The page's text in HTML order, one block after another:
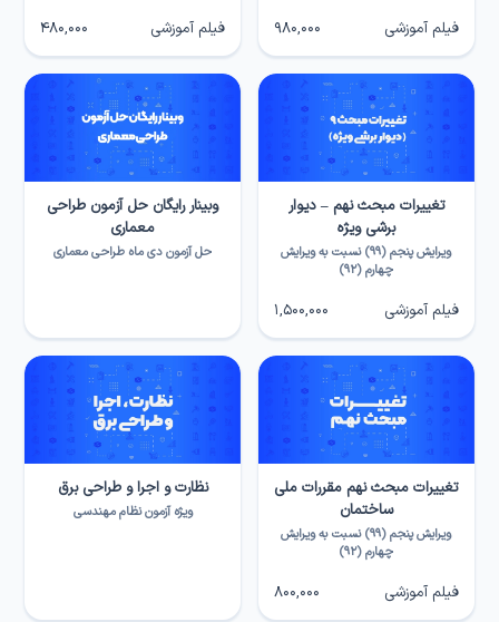
فیلم آموزشی 980,000 فیلم آموزشی 480,000
تغییرات مبحث نهم – دیوار
برشی ویژه
ویرایش پنجم (۹۹) نسبت به ویرایش
چهارم (۹۲)
فیلم آموزشی 1,500,000
وبینار رایگان حل آزمون طراحی
معماری
حل آزمون دی ماه طراحی معماری
تغییرات مبحث نهم مقررات ملی
ساختمان
ویرایش پنجم (۹۹) نسبت به ویرایش
چهارم (۹۲)
فیلم آموزشی 800,000
نظارت و اجرا و طراحی برق
ویژه آزمون نظام مهندسی